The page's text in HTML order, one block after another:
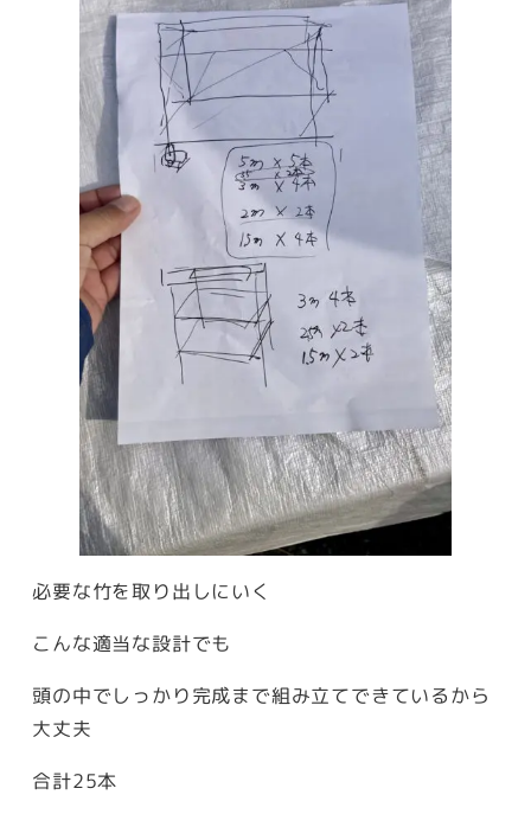
必要な竹を取り出しにいく
こんな適当な設計でも
頭の中でしっかり完成まで組み立てできているから
大丈夫
合計25本